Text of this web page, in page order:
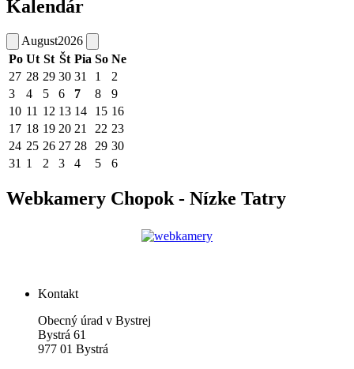
Kalendár
August2026
Po Ut St Št Pia So Ne
27 28 29 30 31 1
2
3
4 5 6 7 8
9
10 11 12 13 14 15 16
17 18 19 20 21 22 23
24 25 26 27 28 29 30
31 1 2 3 4 5 6
Webkamery Chopok - Nízke Tatry
Kontakt
Obecný úrad v Bystrej
Bystrá 61
977 01 Bystrá